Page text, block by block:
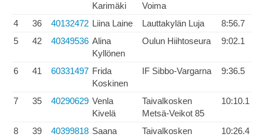
Karimäki
Voima
4 36 40132472 Liina Laine Lauttakylän Luja
8:56.7
5
42 40349536 Alina
Kyllönen
Oulun Hiihtoseura 9:02.1
6 41 60331497 Frida
Koskinen
IF Sibbo-Vargarna 9:36.5
7 35 40290629 Venla
Kivelä
Taivalkosken
Metsä-Veikot 85
10:10.1
8 39 40399818 Saana
Taivalkosken
10:26.4